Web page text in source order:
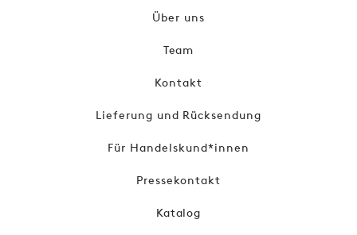
Über uns
Team
Kontakt
Lieferung und Rücksendung
Für Handelskund*innen
Pressekontakt
Katalog